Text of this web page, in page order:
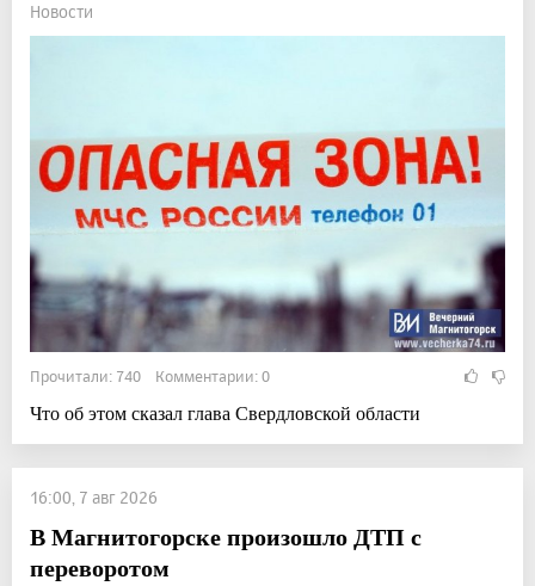
Новости
Прочитали: 740 Комментарии: 0
Что об этом сказал глава Свердловской области
16:00, 7 авг 2026
В Магнитогорске произошло ДТП с
переворотом